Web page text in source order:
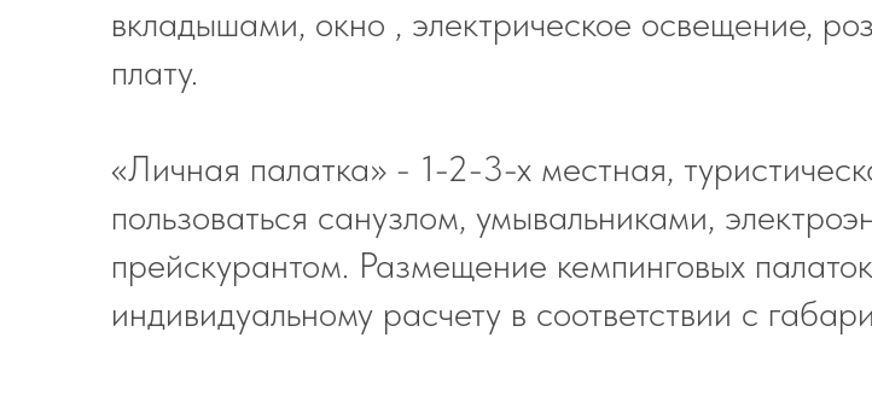
вкладышами, окно , электрическое освещение,
плату.
«Личная палатка» - 1-2-3-х местная,
пользоваться санузлом, умывальниками,
прейскурантом. Размещение кемпинговых
индивидуальному расчету в соответствии с